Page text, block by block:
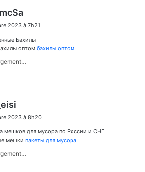
t
:
2023 à 7h21
Бахилы
оптом бахилы оптом.
t
:
2023 à 8h20
мешков для мусора по России и СНГ
мешки пакеты для мусора.